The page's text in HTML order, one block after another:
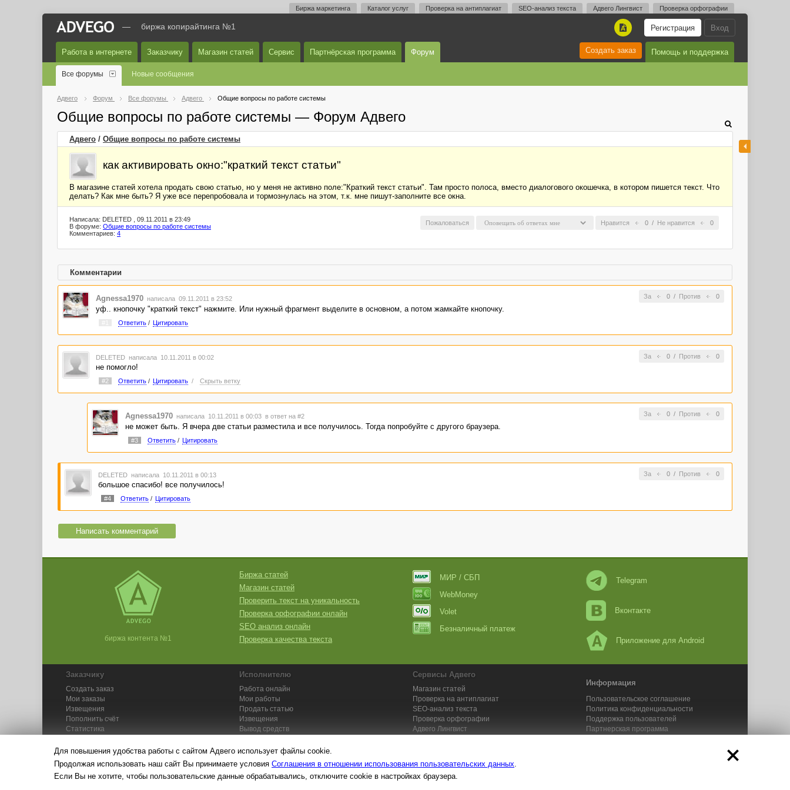
Биржа маркетинга Каталог услуг Проверка на антиплагиат SEO-анализ текста Адвего Лингвист Проверка орфографии
Вход
Регистрация
A
— биржа копирайтинга №1
Работа в интернете Заказчику Магазин статей Сервис Партнёрская программа Форум Помощь и поддержка
Создать заказ
Все форумы Новые сообщения
Адвего Форум Все форумы Адвего Общие вопросы по работе системы
Общие вопросы по работе системы — Форум Адвего
Адвего / Общие вопросы по работе системы
как активировать окно:"краткий текст статьи"
В магазине статей хотела продать свою статью, но у меня не активно поле:"Краткий текст статьи". Там просто полоса, вместо диалогового окошечка, в котором пишется текст. Что
делать? Как мне быть? Я уже все перепробовала и тормознулась на этом, т.к. мне пишут-заполните все окна.
Нравится 0 / Не нравится 0
Пожаловаться
Написала: DELETED , 09.11.2011 в 23:49
В форуме: Общие вопросы по работе системы
Комментариев: 4
Комментарии
За 0/ Против 0
Agnessa1970 написала 09.11.2011 в 23:52
уф.. кнопочку "краткий текст" нажмите. Или нужный фрагмент выделите в основном, а потом жамкайте кнопочку.
Ответить/ Цитировать
За 0/ Против 0
DELETED написала 10.11.2011 в 00:02
не помогло!
#2 Ответить/ Цитировать / Скрыть ветку
За 0/ Против 0
Agnessa1970 написала 10.11.2011 в 00:03 в ответ на #2
не может быть. Я вчера две статьи разместила и все получилось. Тогда попробуйте с другого браузера.
#3 Ответить/ Цитировать
За 0/ Против 0
DELETED написала 10.11.2011 в 00:13
большое спасибо! все получилось!
#4 Ответить/ Цитировать
Написать комментарий
биржа контента №1
Биржа статей
Магазин статей
Проверить текст на уникальность
Проверка орфографии онлайн
SEO анализ онлайн
Проверка качества текста
МИР / СБП
WebMoney
Volet
Безналичный платеж
Telegram
Вконтакте
Приложение для Android
Заказчику
Создать заказ
Мои заказы
Извещения
Пополнить счёт
Статистика
Исполнителю
Работа онлайн
Мои работы
Продать статью
Извещения
Вывод средств
Сервисы Адвего
Магазин статей
Проверка на антиплагиат
SEO-анализ текста
Проверка орфографии
Адвего Лингвист
Информация
Пользовательское соглашение
Политика конфиденциальности
Поддержка пользователей
Партнерская программа
© Адвего — биржа контента №1. Копирайтинг, рерайтинг, переводы,работа на дому
Для повышения удобства работы с сайтом Адвего использует файлы cookie.
Продолжая использовать наш сайт Вы принимаете условия Соглашения в отношении использования пользовательских данных
Если Вы не хотите, чтобы пользовательские данные обрабатывались, отключите cookie в настройках браузера.